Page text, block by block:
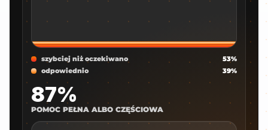
szybciej niż oczekiwano
53%
odpowiednio
39%
87%
POMOC PEŁNA ALBO CZĘŚCIOWA